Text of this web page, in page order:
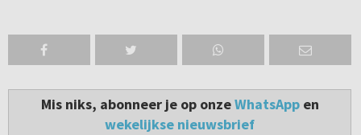
Mis niks, abonneer je op onzeWhatsAppen
wekelijkse nieuwsbrief